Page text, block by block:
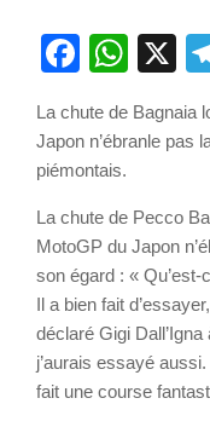
X
La chute de Bagnaia
Japon n’ébranle pas
piémontais.
La chute de Pecco
MotoGP du Japon
son égard : « Qu’est-
Il a bien fait
déclaré Gigi
j’aurais essayé
fait une course